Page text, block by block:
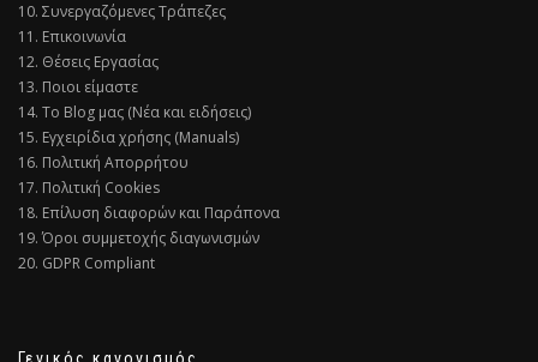
10. Συνεργαζόμενες Τράπεζες
11. Επικοινωνία
12. Θέσεις Εργασίας
13. Ποιοι είμαστε
14. Το Blog μας (Νέα και ειδήσεις)
15. Εγχειρίδια χρήσης (Manuals)
16. Πολιτική Απορρήτου
17. Πολιτική Cookies
18. Επίλυση διαφορών και Παράπονα
19. Όροι συμμετοχής διαγωνισμών
20. GDPR Compliant